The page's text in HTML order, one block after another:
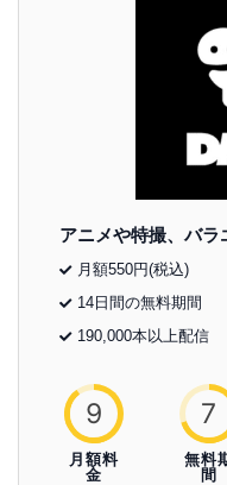
アニメや特撮、バラ
月額550円(税込)
14日間の無料期間
190,000本以上配信
9
月額料
金
7
無料
間